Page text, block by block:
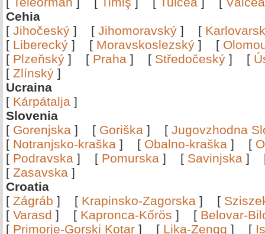
Cehia
[ Jihočeský ] [ Jihomoravský ] [
[ Liberecký ] [ Moravskoslezský ] [
[ Plzeňský ] [ Praha ] [ Středočeský ] [
[ Zlínský ]
Ucraina
[ Kárpátalja ]
Slovenia
[ Gorenjska ] [ Goriška ] [ Jugovzhodna
[ Notranjsko-kraška ] [ Obalno-kraška ] [
[ Podravska ] [ Pomurska ] [ Savinjska ]
[ Zasavska ]
Croatia
[ Zágráb ] [ Krapinsko-Zagorska ] [
[ Varasd ] [ Kapronca-Kőrös ] [ Belovar-
[ Primorje-Gorski Kotar ] [ Lika-Zengg ] [